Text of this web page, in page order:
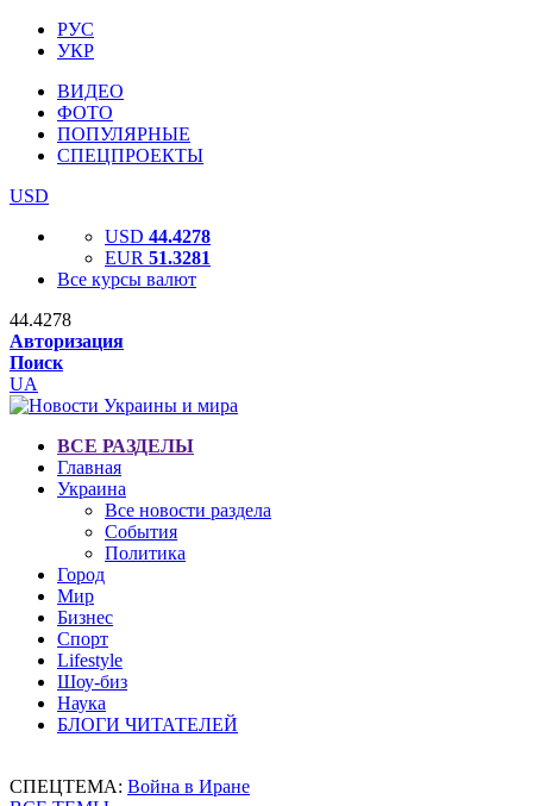
РУС
УКР
ВИДЕО
ФОТО
ПОПУЛЯРНЫЕ
СПЕЦПРОЕКТЫ
USD
USD 44.4278
EUR 51.3281
Все курсы валют
44.4278
Авторизация
Поиск
UA
ВСЕ РАЗДЕЛЫ
Главная
Украина
Все новости раздела
События
Политика
Город
Мир
Бизнес
Спорт
Lifestyle
Шоу-биз
Наука
БЛОГИ ЧИТАТЕЛЕЙ
СПЕЦТЕМА: Война в Иране